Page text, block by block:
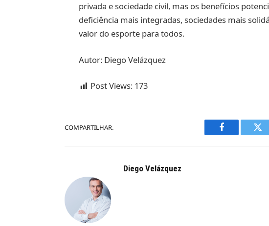
privada e sociedade civil, mas os benefícios
deficiência mais integradas, sociedades mais
valor do esporte para todos.
Autor: Diego Velázquez
Post Views: 173
COMPARTILHAR.
Facebook
Diego Velázquez